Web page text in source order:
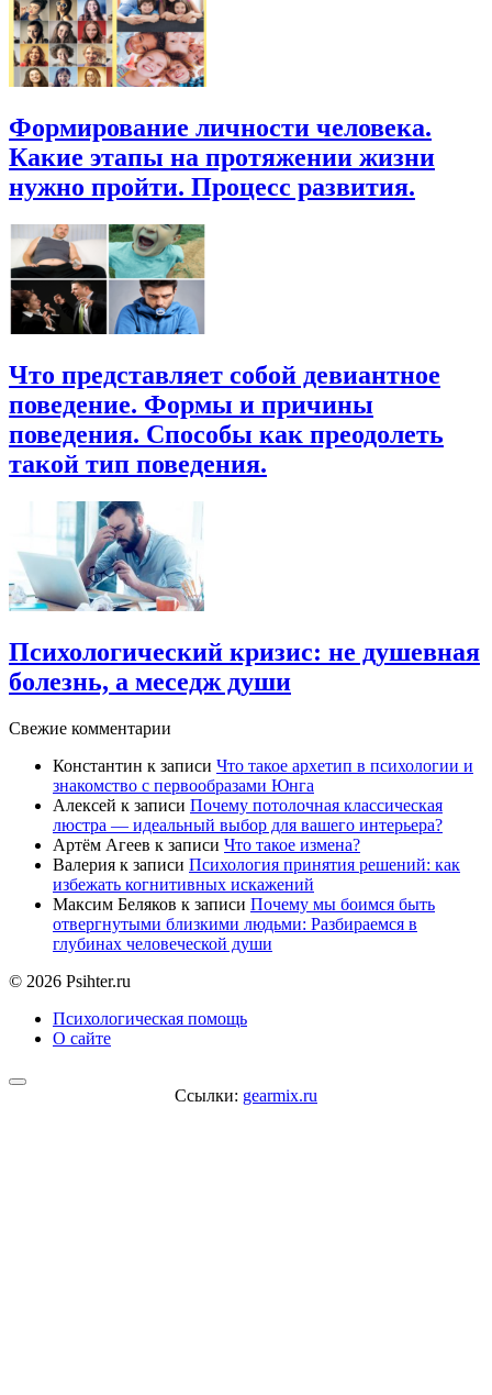
Формирование личности человека.
Какие этапы на протяжении жизни
нужно пройти. Процесс развития.
Что представляет собой девиантное
поведение. Формы и причины
поведения. Способы как преодолеть
такой тип поведения.
Психологический кризис: не душевная
болезнь, а меседж души
Свежие комментарии
Константин к записи Что такое архетип в психологии и
знакомство с первообразами Юнга
Алексей к записи Почему потолочная классическая
люстра — идеальный выбор для вашего интерьера?
Артём Агеев к записи Что такое измена?
Валерия к записи Психология принятия решений: как
избежать когнитивных искажений
Максим Беляков к записи Почему мы боимся быть
отвергнутыми близкими людьми: Разбираемся в
глубинах человеческой души
© 2026 Psihter.ru
Психологическая помощь
О сайте
Ссылки: gearmix.ru